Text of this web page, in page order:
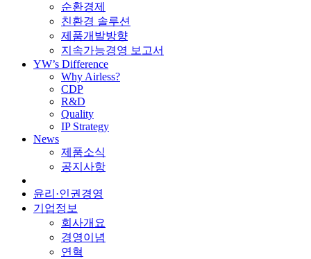
순환경제
친환경 솔루션
제품개발방향
지속가능경영 보고서
YW’s Difference
Why Airless?
CDP
R&D
Quality
IP Strategy
News
제품소식
공지사항
윤리·인권경영
기업정보
회사개요
경영이념
연혁